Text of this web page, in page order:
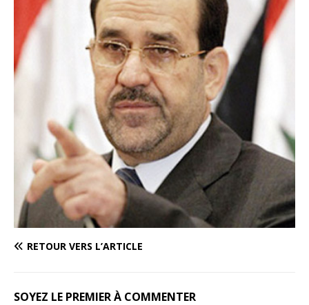
RETOUR VERS L’ARTICLE
SOYEZ LE PREMIER À COMMENTER